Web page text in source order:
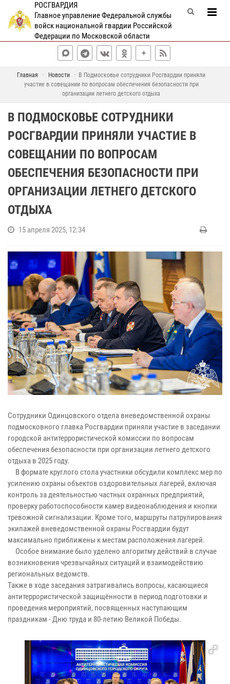
РОСГВАРДИЯ
Главное управление Федеральной службы
войск национальной гвардии Российской
Федерации по Московской области
Главная Новости
В Подмосковье сотрудники Росгвардии приняли
участие в совещании по вопросам обеспечения безопасности при
организации летнего детского отдыха
В ПОДМОСКОВЬЕ СОТРУДНИКИ
РОСГВАРДИИ ПРИНЯЛИ УЧАСТИЕ В
СОВЕЩАНИИ ПО ВОПРОСАМ
ОБЕСПЕЧЕНИЯ БЕЗОПАСНОСТИ ПРИ
ОРГАНИЗАЦИИ ЛЕТНЕГО ДЕТСКОГО
ОТДЫХА
15 апреля 2025, 12:34
Сотрудники Одинцовского отдела вневедомственной охраны
подмосковного главка Росгвардии приняли участие в заседании
городской антитеррористической комиссии по вопросам
обеспечения безопасности при организации летнего детского
отдыха в 2025 году.
В формате круглого стола участники обсудили комплекс мер по
усилению охраны объектов оздоровительных лагерей, включая
контроль за деятельностью частных охранных предприятий,
проверку работоспособности камер видеонаблюдения и кнопки
тревожной сигнализации. Кроме того, маршруты патрулирования
экипажей вневедомственной охраны Росгвардии будут
максимально приближены к местам расположения лагерей.
Особое внимание было уделено алгоритму действий в случае
возникновения чрезвычайных ситуаций и взаимодействию
региональных ведомств.
Также в ходе заседания затрагивались вопросы, касающиеся
антитеррористической защищённости в период подготовки и
проведения мероприятий, посвященных наступающим
праздникам - Дню труда и 80-летию Великой Победы.